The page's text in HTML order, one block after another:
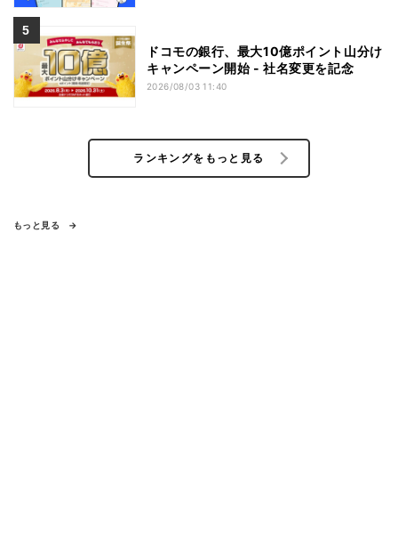
ドコモの銀行、最大10億ポイント山分け
キャンペーン開始 - 社名変更を記念
2026/08/03 11:40
ランキングをもっと見る
もっと見る